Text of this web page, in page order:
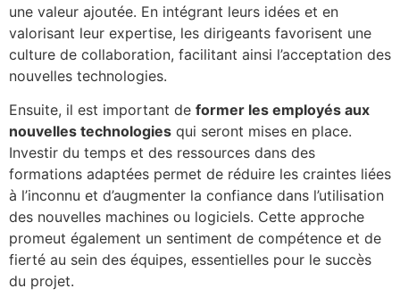
une valeur ajoutée. En intégrant leurs idées et en
valorisant leur expertise, les dirigeants favorisent une
culture de collaboration, facilitant ainsi l’acceptation des
nouvelles technologies.
Ensuite, il est important de former les employés aux
nouvelles technologies qui seront mises en place.
Investir du temps et des ressources dans des
formations adaptées permet de réduire les craintes liées
à l’inconnu et d’augmenter la confiance dans l’utilisation
des nouvelles machines ou logiciels. Cette approche
promeut également un sentiment de compétence et de
fierté au sein des équipes, essentielles pour le succès
du projet.